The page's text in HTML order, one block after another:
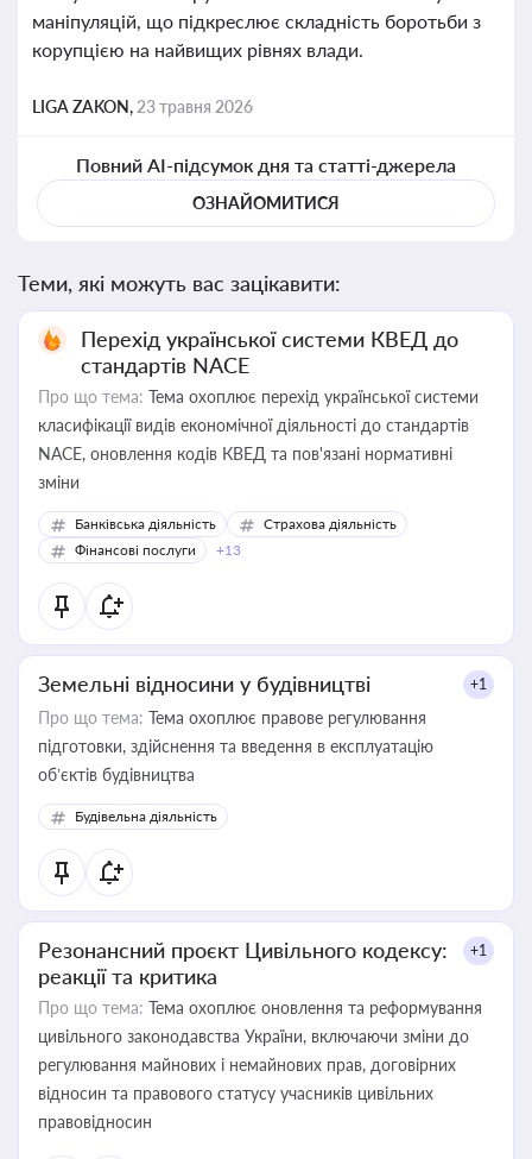
маніпуляцій, що підкреслює складність боротьби з
корупцією на найвищих рівнях влади.
LIGA ZAKON, 23 травня 2026
Повний AI-підсумок дня та статті-джерела
ОЗНАЙОМИТИСЯ
Теми, які можуть вас зацікавити:
Перехід української системи КВЕД до
стандартів NACE
Про що тема: Тема охоплює перехід української системи
класифікації видів економічної діяльності до стандартів
NACE, оновлення кодів КВЕД та пов'язані нормативні
зміни
Банківська діяльність
Страхова діяльність
Фінансові послуги
+13
Земельні відносини у будівництві +1
Про що тема: Тема охоплює правове регулювання
підготовки, здійснення та введення в експлуатацію
об’єктів будівництва
Будівельна діяльність
Резонансний проєкт Цивільного кодексу:
реакції та критика
+1
Про що тема: Тема охоплює оновлення та реформування
цивільного законодавства України, включаючи зміни до
регулювання майнових і немайнових прав, договірних
відносин та правового статусу учасників цивільних
правовідносин